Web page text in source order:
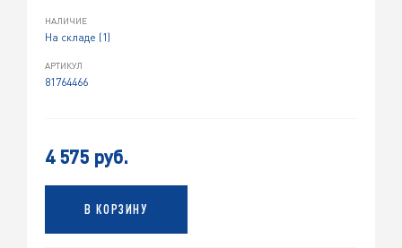
НАЛИЧИЕ
На складе (1)
АРТИКУЛ
81764466
4 575 руб.
В КОРЗИНУ